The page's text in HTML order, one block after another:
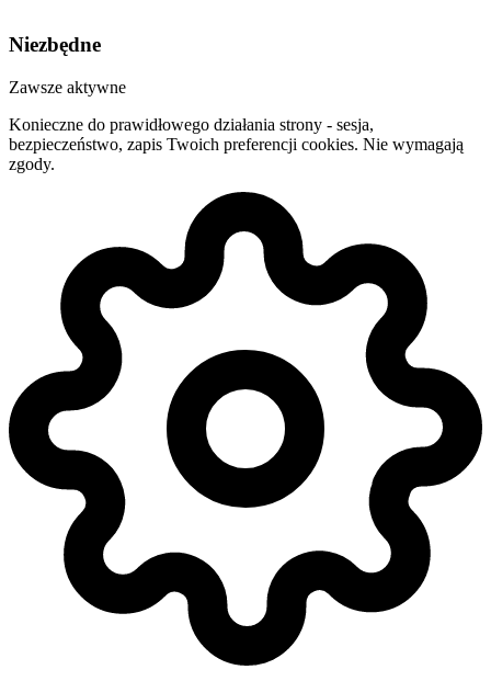
Niezbędne
Zawsze aktywne
Konieczne do prawidłowego działania strony - sesja,
bezpieczeństwo, zapis Twoich preferencji cookies. Nie wymagają
zgody.